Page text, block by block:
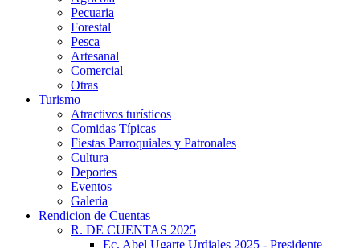
Pecuaria
Forestal
Pesca
Artesanal
Comercial
Otras
Turismo
Atractivos turísticos
Comidas Típicas
Fiestas Parroquiales y Patronales
Cultura
Deportes
Eventos
Galeria
Rendicion de Cuentas
R. DE CUENTAS 2025
Ec. Abel Ugarte Urdiales 2025 - Presidente